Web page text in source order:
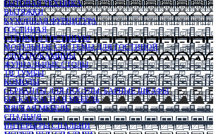
БЫТОВАЯ ТЕХНИКА
ВЫТЯЖКИ
КУХОННАЯ ФУРНИТУРА
ГОСТИНАЯ
СТЕНКИ В ГОСТИНУЮ
МОДУЛЬНЫЕ СИСТЕМЫ ДЛЯ ГОСТИНОЙ
ЭЛЕКТРОКАМИНЫ
ЖУРНАЛЬНЫЕ СТОЛЫ
ТВ ТУМБЫ
КОМОДЫ
СЕРВАНТЫ ДЛЯ ПОСУДЫ, БАРНЫЕ ШКАФЫ
БЕСКАРКАСНАЯ МЕБЕЛЬ
МЯГКАЯ МЕБЕЛЬ
СПАЛЬНЯ
ИНТЕРЬЕРЫ СПАЛЬНИ